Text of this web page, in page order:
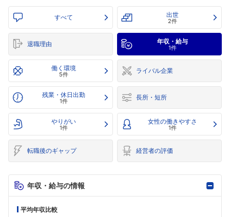
すべて 出世
2件
退職理由 年収・給与
1件
働く環境
5件 ライバル企業
残業・休日出勤
1件 長所・短所
やりがい
1件
女性の働きやすさ
1件
転職後のギャップ 経営者の評価
年収・給与の情報
平均年収比較